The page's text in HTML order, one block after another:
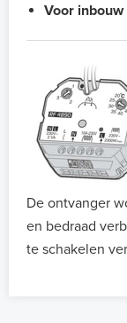
Voor
De ontvanger
en bedraad
te schakelen